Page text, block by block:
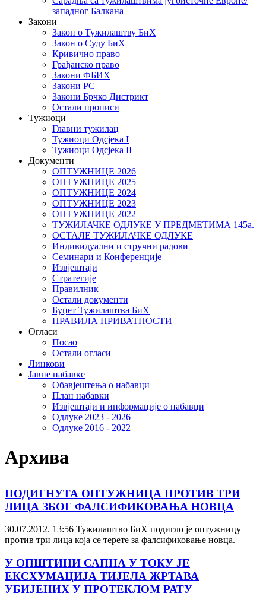
западног Балкана
Закони
Закон о Тужилаштву БиХ
Закон о Суду БиХ
Кривично право
Грађанско право
Закони ФБИХ
Закони РС
Закони Брчко Дистрикт
Остали прописи
Тужиоци
Главни тужилац
Тужиоци Oдсјекa I
Тужиоци Oдсјекa II
Документи
ОПТУЖНИЦЕ 2026
ОПТУЖНИЦЕ 2025
ОПТУЖНИЦЕ 2024
ОПТУЖНИЦЕ 2023
ОПТУЖНИЦЕ 2022
ТУЖИЛАЧКЕ ОДЛУКЕ У ПРЕДМЕТИМА 145а.
ОСТАЛЕ ТУЖИЛАЧКЕ ОДЛУКЕ
Индивидуални и стручни радови
Семинари и Конференције
Извјештаји
Стратегије
Правилник
Остали документи
Буџет Тужилаштва БиХ
ПРАВИЛА ПРИВАТНОСТИ
Огласи
Посао
Остали огласи
Линкови
Јавне набавке
Обавјештења о набавци
План набавки
Извјештаји и информације о набавци
Одлуке 2023 - 2026
Одлуке 2016 - 2022
Архива
ПОДИГНУТА ОПТУЖНИЦА ПРОТИВ ТРИ
ЛИЦА ЗБОГ ФАЛСИФИКОВАЊА НОВЦА
30.07.2012. 13:56 Тужилаштво БиХ подигло је оптужницу
против три лица која се терете за фалсификовање новца.
У ОПШТИНИ САПНА У ТОКУ ЈЕ
ЕКСХУМАЦИЈА ТИЈЕЛА ЖРТАВА
УБИЈЕНИХ У ПРОТЕКЛОМ РАТУ